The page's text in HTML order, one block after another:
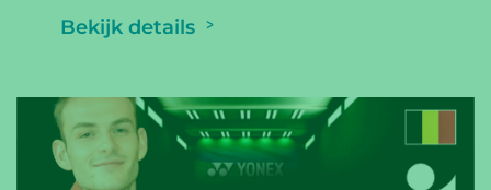
Bekijk details